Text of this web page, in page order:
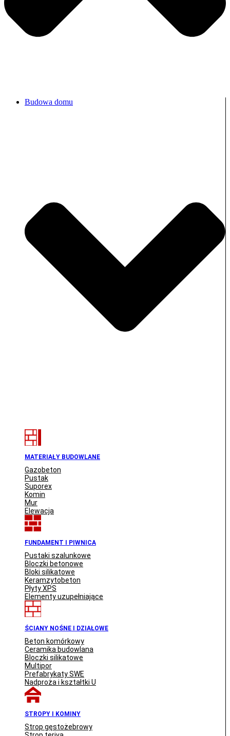
Budowa domu
MATERIAŁY BUDOWLANE
Gazobeton
Pustak
Suporex
Komin
Mur
Elewacja
FUNDAMENT I PIWNICA
Pustaki szalunkowe
Bloczki betonowe
Bloki silikatowe
Keramzytobeton
Płyty XPS
Elementy uzupełniające
ŚCIANY NOŚNE I DZIAŁOWE
Beton komórkowy
Ceramika budowlana
Bloczki silikatowe
Multipor
Prefabrykaty SWE
Nadproża i kształtki U
STROPY I KOMINY
Strop gęstożebrowy